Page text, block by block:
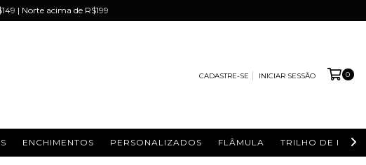
| Norte acima de R$199
CADASTRE-SE INICIAR SESSÃO 0
ENCHIMENTOS PERSONALIZADOS FLÂMULA TRILHO DE MESA